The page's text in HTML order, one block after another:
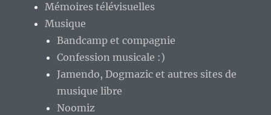
Mémoires télévisuelles
Musique
Bandcamp et compagnie
Confession musicale :)
Jamendo, Dogmazic et autres sites de
musique libre
Noomiz